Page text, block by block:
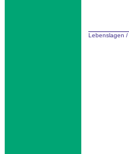
Lebenslagen /